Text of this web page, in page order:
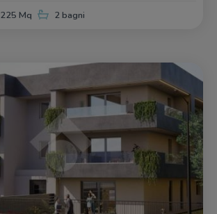
225 Mq 2 bagni